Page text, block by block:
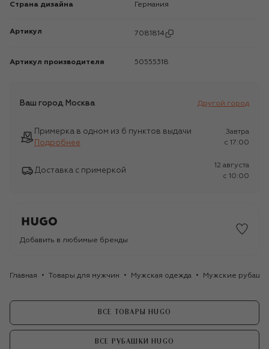
Страна дизайна Германия
Артикул 7081814
Артикул производителя 50555318
Ваш город Москва Другой город
Примерка в одном из 6 пунктов выдачи
Подробнее
Завтра
c 17:00
Доставка с примеркой
12 августа
c 10:00
Добавить в любимые бренды
Главная Товары для мужчин Мужская одежда Мужские
ВСЕ ТОВАРЫ HUGO
ВСЕ РУБАШКИ HUGO